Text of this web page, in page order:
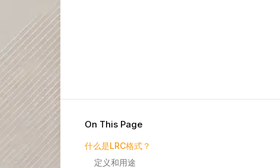
On This Page
什么是LRC格式？
定义和用途